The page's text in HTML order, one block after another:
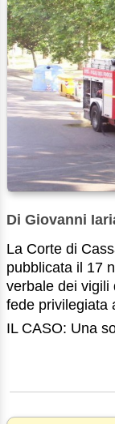
Di Giovanni
La Corte di
pubblicata il 17
verbale dei vigili
fede privilegiata
IL CASO: Una